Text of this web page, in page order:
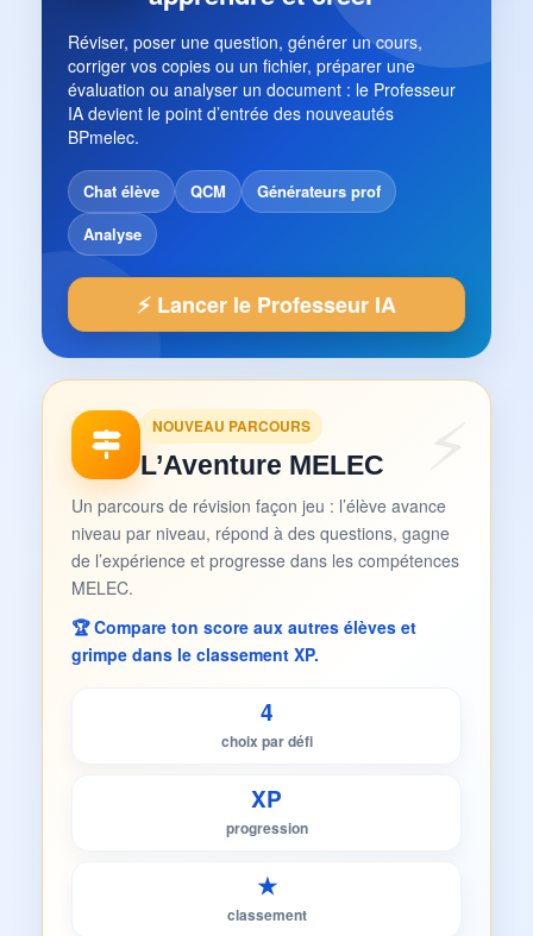
Réviser, poser une question, générer un cours,
corriger vos copies ou un fichier, préparer une
évaluation ou analyser un document : le Professeur
IA devient le point d’entrée des nouveautés
BPmelec.
Chat élève QCM
Générateurs prof
Analyse
⚡ Lancer le Professeur IA
NOUVEAU PARCOURS
L’Aventure MELEC
Un parcours de révision façon jeu : l’élève avance
niveau par niveau, répond à des questions, gagne
de l’expérience et progresse dans les compétences
MELEC.
🏆 Compare ton score aux autres élèves et
grimpe dans le classement XP.
4
choix par défi
XP
progression
★
classement